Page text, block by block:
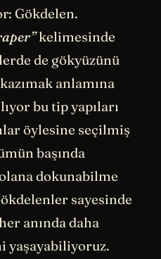
Gökdelen.
kelimesinde
de gökyüzünü
anlamına
bu tip yapıları
öylesine seçilmiş
başında
dokunabilme
sayesinde
anında daha
yaşayabiliyoruz.